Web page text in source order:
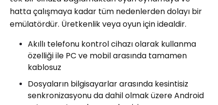
hatta çalışmaya kadar tüm nedenlerden dolayı bir
emülatördür. Üretkenlik veya oyun için idealdir.
Akıllı telefonu kontrol cihazı olarak kullanma
özelliği ile PC ve mobil arasında tamamen
kablosuz
Dosyaların bilgisayarlar arasında kesintisiz
senkronizasyonu da dahil olmak üzere Android